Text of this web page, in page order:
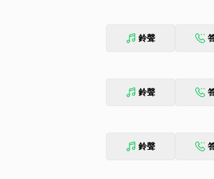
鈴聲
鈴聲
鈴聲